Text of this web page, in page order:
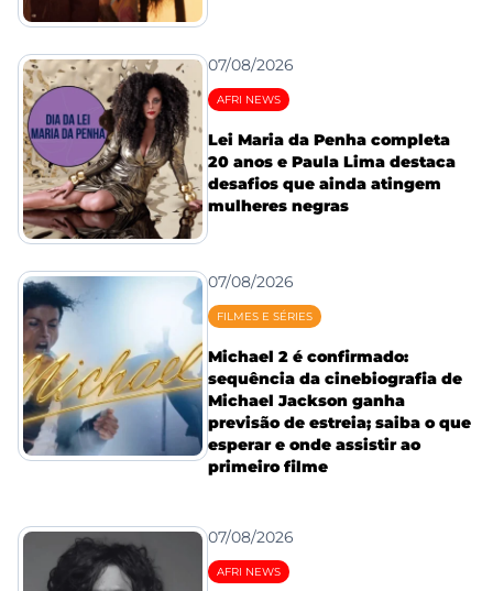
07/08/2026
AFRI NEWS
Lei Maria da Penha completa
20 anos e Paula Lima destaca
desafios que ainda atingem
mulheres negras
07/08/2026
FILMES E SÉRIES
Michael 2 é confirmado:
sequência da cinebiografia de
Michael Jackson ganha
previsão de estreia; saiba o que
esperar e onde assistir ao
primeiro filme
07/08/2026
AFRI NEWS